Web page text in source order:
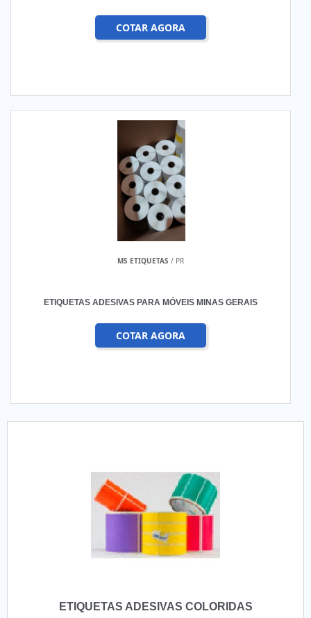
COTAR AGORA
MS ETIQUETAS / PR
ETIQUETAS ADESIVAS PARA MÓVEIS MINAS GERAIS
COTAR AGORA
ETIQUETAS ADESIVAS COLORIDAS